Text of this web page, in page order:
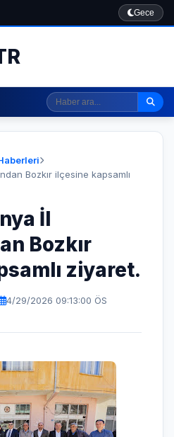
Gece
Bozkır ilçesine kapsamlı
İl
Bozkır
ziyaret.
4/29/2026 09:13:00 ÖS